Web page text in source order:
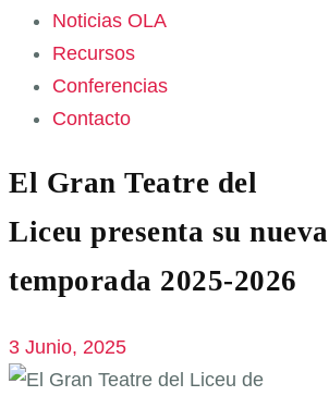
Noticias OLA
Recursos
Conferencias
Contacto
El Gran Teatre del
Liceu presenta su nueva
temporada 2025-2026
3 Junio, 2025